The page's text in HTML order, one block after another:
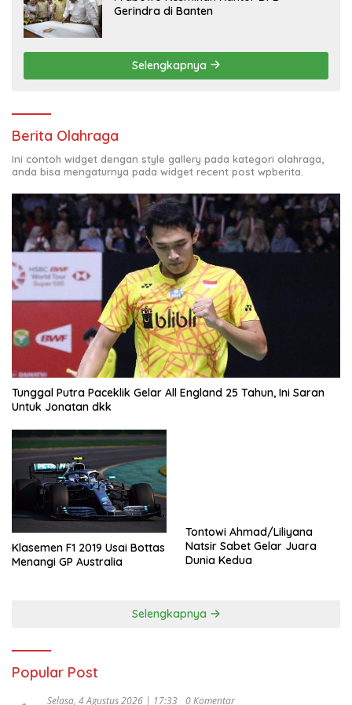
Gerindra di Banten
Selengkapnya
Berita Olahraga
Ini contoh widget dengan style gallery pada kategori olahraga,
anda bisa mengaturnya pada widget recent post wpberita.
Tunggal Putra Paceklik Gelar All England 25 Tahun, Ini Saran
Untuk Jonatan dkk
Klasemen F1 2019 Usai Bottas
Menangi GP Australia
Tontowi Ahmad/Liliyana
Natsir Sabet Gelar Juara
Dunia Kedua
Selengkapnya
Popular Post
Selasa, 4 Agustus 2026 | 17:33 0 Komentar